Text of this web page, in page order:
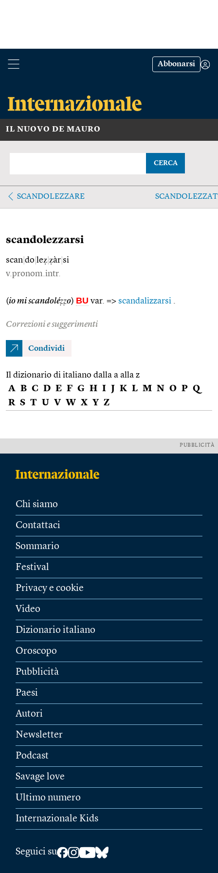
Abbonarsi
IL NUOVO DE MAURO
CERCA
SCANDOLEZZARE
scandolezzarsi
scan do leẓ ẓàr si
v.pronom.intr.
(io mi scandoléẓẓo) BU var. => scandalizzarsi
Correzioni e suggerimenti
Condividi
Il dizionario di italiano dalla a alla z
A B C D E F G H I J K L M N O P Q
R S T U V W X Y Z
PUBBLICITÀ
Chi siamo
Contattaci
Sommario
Festival
Privacy e cookie
Video
Dizionario italiano
Oroscopo
Pubblicità
Paesi
Autori
Newsletter
Podcast
Savage love
Ultimo numero
Internazionale Kids
Seguici su